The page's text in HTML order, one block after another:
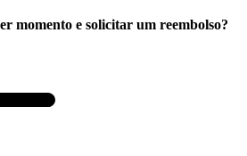
momento e solicitar um reembolso?